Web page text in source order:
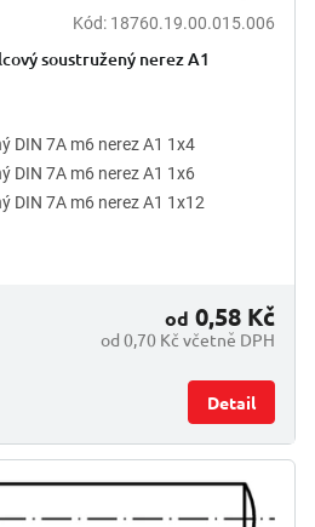
Kód: 18760.19.00.015.006
soustružený nerez A1
DIN 7A m6 nerez A1 1x4
DIN 7A m6 nerez A1 1x6
DIN 7A m6 nerez A1 1x12
od 0,70 Kč včetně DPH
od 0,58 Kč
Detail